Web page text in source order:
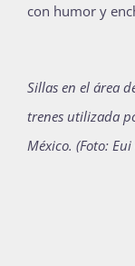
con humor y
Sillas en el área
trenes utilizada
México. (Foto: Eui